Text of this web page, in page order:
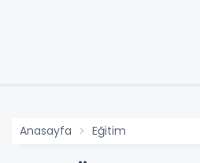
Anasayfa Eğitim